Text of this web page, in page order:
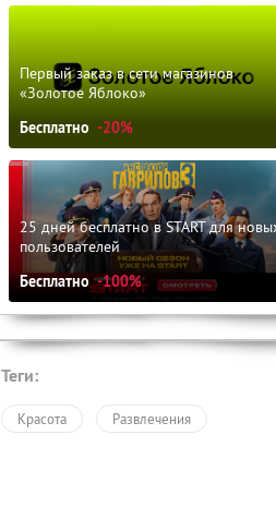
Первый заказ в сети магазинов
«Золотое Яблоко»
Бесплатно -20%
25 дней бесплатно в START для
пользователей
Бесплатно -100%
Теги:
Красота Развлечения